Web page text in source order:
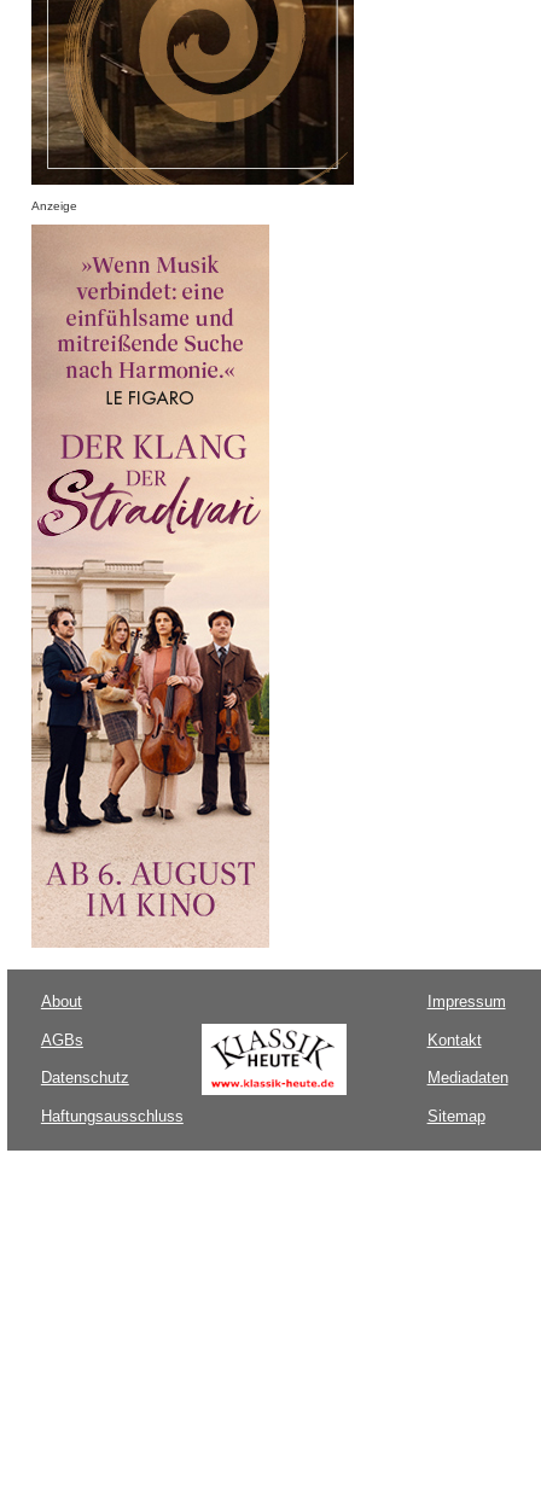
Anzeige
About
AGBs
Datenschutz
Haftungsausschluss
Impressum
Kontakt
Mediadaten
Sitemap